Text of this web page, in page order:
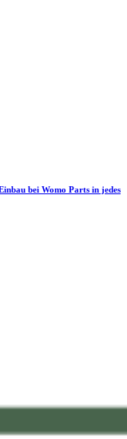
bei Womo Parts in jedes